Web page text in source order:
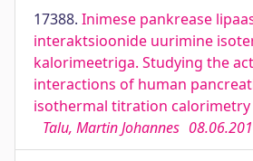
17388. Inimese pankrease
interaktsioonide uurimine
kalorimeetriga. Studying the
interactions of human
isothermal titration calorimetry
Talu, Martin Johannes